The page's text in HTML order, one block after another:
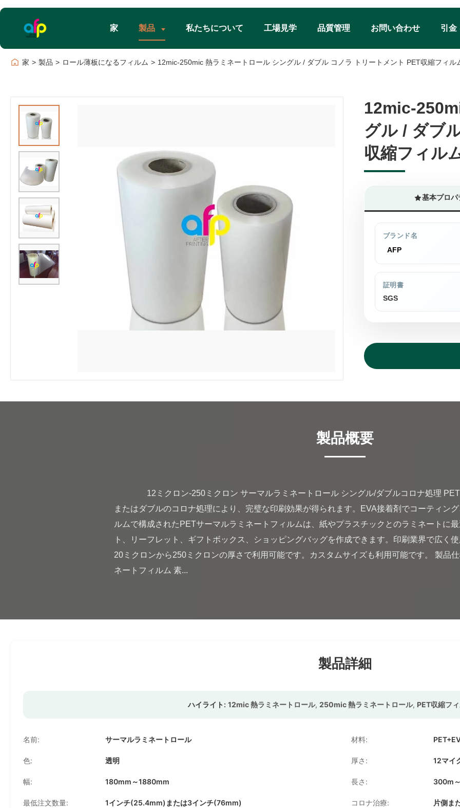
家 製品 私たちについて 工場見学 品質管理 お問い合わせ 引金
家 > 製品 > ロール薄板になるフィルム > 12mic-250mic 熱ラミネートロール シングル / ダブル コノラ トリートメント PET収縮フィル
12mic-
グル / ダブ
収縮フィル
12mic-
グル / ダブ
収縮フィル
基本プロパ
ブランド名
AFP
証明書
SGS
製品概要
またはダブルのコロナ処理により、完璧な印刷効果が得られます。EVA接着剤でコーティン
ルムで構成されたPETサーマルラミネートフィルムは、紙やプラスチックとのラミネートに
ト、リーフレット、ギフトボックス、ショッピングバッグを作成できます。印刷業界で広く
20ミクロンから250ミクロンの厚さで利用可能です。カスタムサイズも利用可能です。 製品
ネートフィルム 素...
製品詳細
ハイライト: 12mic 熱ラミネートロール, 250mic 熱ラミネートロール, PET収縮フ
名前: サーマルラミネートロール 材料:
色: 透明 厚さ: 12マイ
幅: 180mm～1880mm 長さ: 300m
最低注文数量: 1インチ(25.4mm)または3インチ(76mm) コロナ治療: 片側ま